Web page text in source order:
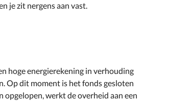
je zit nergens aan vast.
hoge energierekening in verhouding
Op dit moment is het fonds gesloten
werkt de overheid aan een